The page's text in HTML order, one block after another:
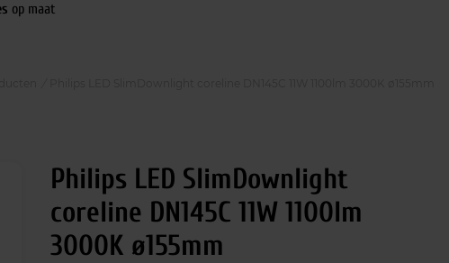
op maat
Philips LED SlimDownlight
coreline DN145C 11W 1100lm
3000K ø155mm